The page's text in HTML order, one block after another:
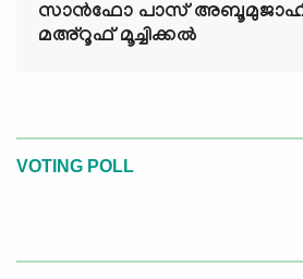
സാൻഫോ പാസ്
മഅ്റൂഫ് മൂച്ചിക്കല്‍
VOTING POLL